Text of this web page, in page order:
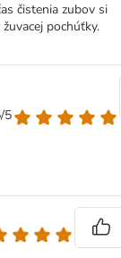
čistenia zubov si
pochúťky.
5